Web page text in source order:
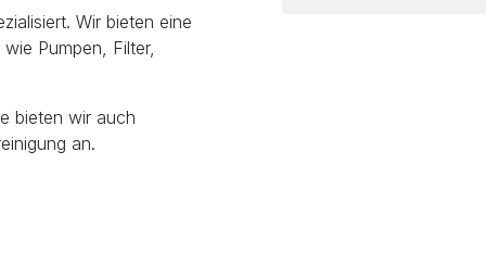
Wir bieten eine
Pumpen, Filter,
bieten wir auch
an.